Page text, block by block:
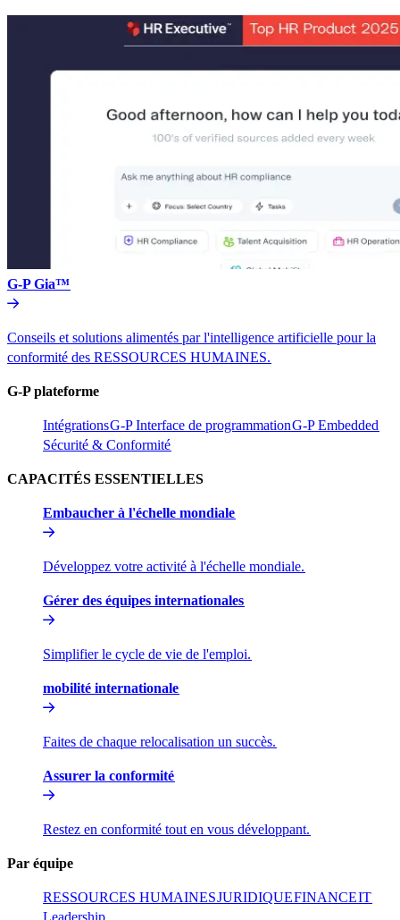
G-P Gia™​​
Conseils et solutions alimentés par l'intelligence artificielle pour la
conformité des RESSOURCES HUMAINES.​​
G-P plateforme​​
Intégrations​​G-P Interface de programmation​​G-P Embedded​​
Sécurité & Conformité​​
CAPACITÉS ESSENTIELLES​​
Embaucher à l'échelle mondiale​​
Développez votre activité à l'échelle mondiale.​​
Gérer des équipes internationales​​
Simplifier le cycle de vie de l'emploi.​​
mobilité internationale​​
Faites de chaque relocalisation un succès.​​
Assurer la conformité​​
Restez en conformité tout en vous développant.​​
Par équipe​​
RESSOURCES HUMAINES​​JURIDIQUE​​FINANCE​​IT​​
Leadership​​